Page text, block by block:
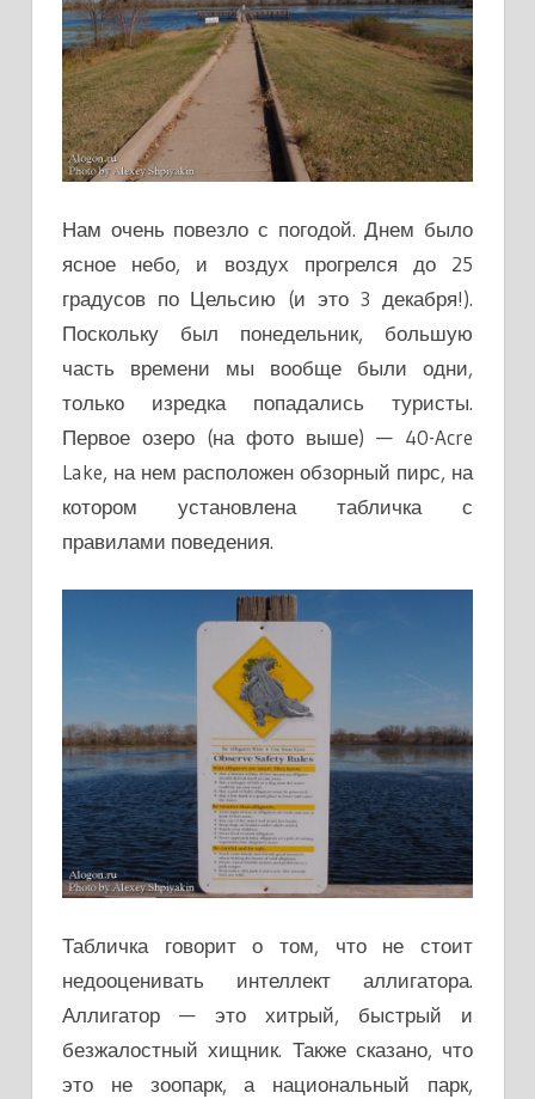
Нам очень повезло с погодой. Днем было
ясное небо, и воздух прогрелся до 25
градусов по Цельсию (и это 3 декабря!).
Поскольку был понедельник, большую
часть времени мы вообще были одни,
только изредка попадались туристы.
Первое озеро (на фото выше) — 40-Acre
Lake, на нем расположен обзорный пирс, на
котором установлена табличка с
правилами поведения.
Табличка говорит о том, что не стоит
недооценивать интеллект аллигатора.
Аллигатор — это хитрый, быстрый и
безжалостный хищник. Также сказано, что
это не зоопарк, а национальный парк,